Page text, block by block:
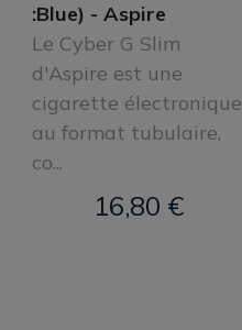
:Blue) - Aspire
Le Cyber G Slim
d'Aspire est une
cigarette électronique
au format tubulaire,
co...
16,80 €